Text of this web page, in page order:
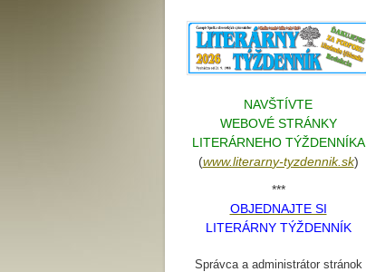
NAVŠTÍVTE
WEBOVÉ STRÁNKY
LITERÁRNEHO TÝŽDENNÍKA
(www.literarny-tyzdennik.sk)
***
OBJEDNAJTE SI
LITERÁRNY TÝŽDENNÍK
Správca a administrátor stránok